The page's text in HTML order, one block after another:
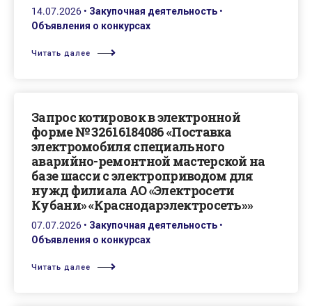
14.07.2026 • Закупочная деятельность •
Объявления о конкурсах
Читать далее
Запрос котировок в электронной
форме № 32616184086 «Поставка
электромобиля специального
аварийно-ремонтной мастерской на
базе шасси с электроприводом для
нужд филиала АО «Электросети
Кубани» «Краснодарэлектросеть»»
07.07.2026 • Закупочная деятельность •
Объявления о конкурсах
Читать далее